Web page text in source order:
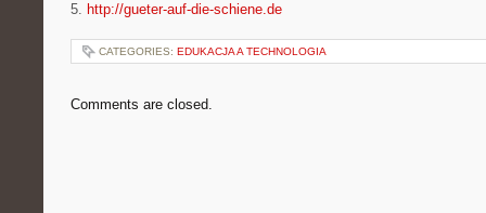
5. http://gueter-auf-die-schiene.de
CATEGORIES: EDUKACJA A TECHNOLOGIA
Comments are closed.